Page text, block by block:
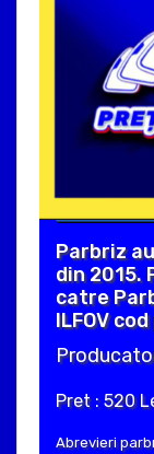
Parbriz
din 2015.
catre
ILFOV
Pret : 520
Abrevieri